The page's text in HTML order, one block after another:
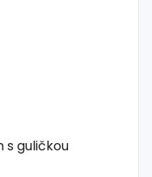
s guličkou